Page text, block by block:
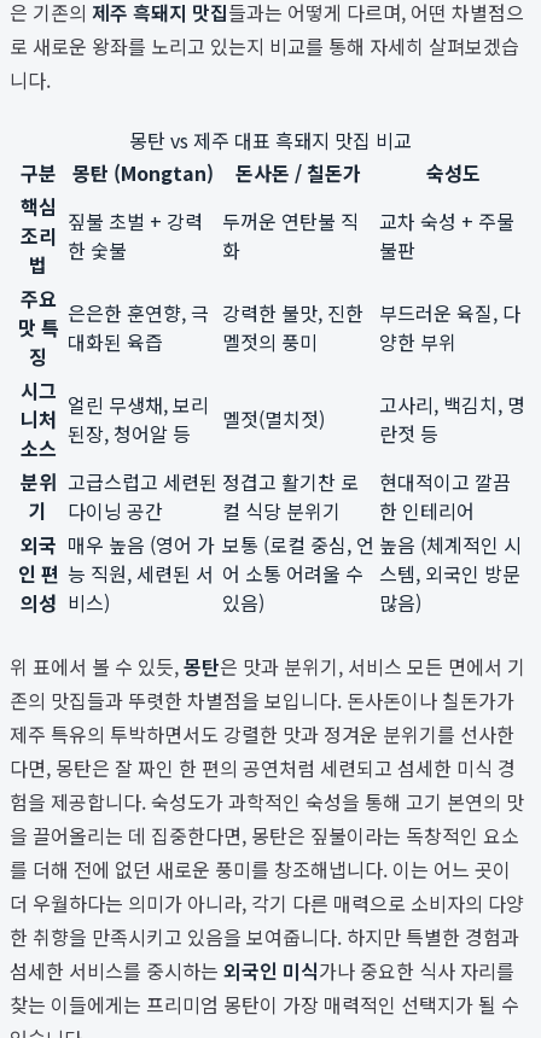
은 기존의 제주 흑돼지 맛집들과는 어떻게 다르며, 어떤 차별점으
로 새로운 왕좌를 노리고 있는지 비교를 통해 자세히 살펴보겠습
니다.
몽탄 vs 제주 대표 흑돼지 맛집 비교
구분 몽탄 (Mongtan) 돈사돈 / 칠돈가
숙성도
핵심
조리
법
짚불 초벌 + 강력
한 숯불
두꺼운 연탄불 직
화
교차 숙성 + 주물
불판
주요
맛 특
징
은은한 훈연향, 극
대화된 육즙
강력한 불맛, 진한
멜젓의 풍미
부드러운 육질, 다
양한 부위
시그
니처
소스
얼린 무생채, 보리
된장, 청어알 등
멜젓(멸치젓)
고사리, 백김치, 명
란젓 등
분위
기
고급스럽고 세련된
다이닝 공간
정겹고 활기찬 로
컬 식당 분위기
현대적이고 깔끔
한 인테리어
외국
인 편
의성
매우 높음 (영어 가
능 직원, 세련된 서
비스)
보통 (로컬 중심, 언
어 소통 어려울 수
있음)
높음 (체계적인 시
스템, 외국인 방문
많음)
위 표에서 볼 수 있듯,몽탄은 맛과 분위기, 서비스 모든 면에서 기
존의 맛집들과 뚜렷한 차별점을 보입니다. 돈사돈이나 칠돈가가
제주 특유의 투박하면서도 강렬한 맛과 정겨운 분위기를 선사한
다면, 몽탄은 잘 짜인 한 편의 공연처럼 세련되고 섬세한 미식 경
험을 제공합니다. 숙성도가 과학적인 숙성을 통해 고기 본연의 맛
을 끌어올리는 데 집중한다면, 몽탄은 짚불이라는 독창적인 요소
를 더해 전에 없던 새로운 풍미를 창조해냅니다. 이는 어느 곳이
더 우월하다는 의미가 아니라, 각기 다른 매력으로 소비자의 다양
한 취향을 만족시키고 있음을 보여줍니다. 하지만 특별한 경험과
섬세한 서비스를 중시하는 외국인 미식가나 중요한 식사 자리를
찾는 이들에게는 프리미엄 몽탄이 가장 매력적인 선택지가 될 수